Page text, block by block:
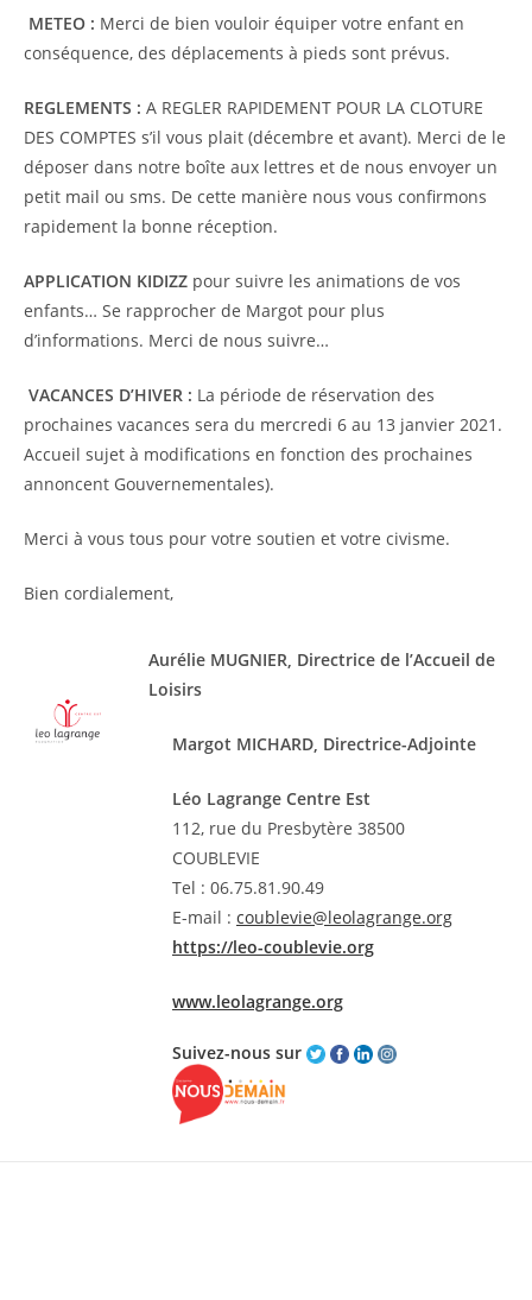
METEO : Merci de bien vouloir équiper votre enfant en
conséquence, des déplacements à pieds sont prévus.
REGLEMENTS : A REGLER RAPIDEMENT POUR LA CLOTURE
DES COMPTES s’il vous plait (décembre et avant). Merci de le
déposer dans notre boîte aux lettres et de nous envoyer un
petit mail ou sms. De cette manière nous vous confirmons
rapidement la bonne réception.
APPLICATION KIDIZZ pour suivre les animations de vos
enfants… Se rapprocher de Margot pour plus
d’informations. Merci de nous suivre…
VACANCES D’HIVER : La période de réservation des
prochaines vacances sera du mercredi 6 au 13 janvier 2021.
Accueil sujet à modifications en fonction des prochaines
annoncent Gouvernementales).
Merci à vous tous pour votre soutien et votre civisme.
Bien cordialement,
Aurélie MUGNIER, Directrice de l’Accueil de
Loisirs
Margot MICHARD, Directrice-Adjointe
Léo Lagrange Centre Est
112, rue du Presbytère 38500
COUBLEVIE
Tel : 06.75.81.90.49
E-mail : coublevie@leolagrange.org
https://leo-coublevie.org
www.leolagrange.org
Suivez-nous sur